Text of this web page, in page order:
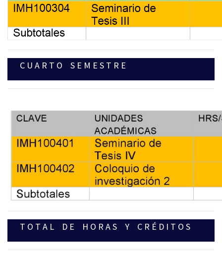
C U A R T O S E M E S T R E
T O T A L D E H O R A S Y C R É D I T O S